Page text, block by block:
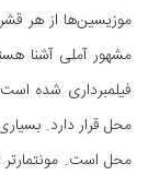
موزیسین‌ها از هر
مشهور آملی آشنا
فیلمبرداری شده
محل قرار دارد.
محل است.